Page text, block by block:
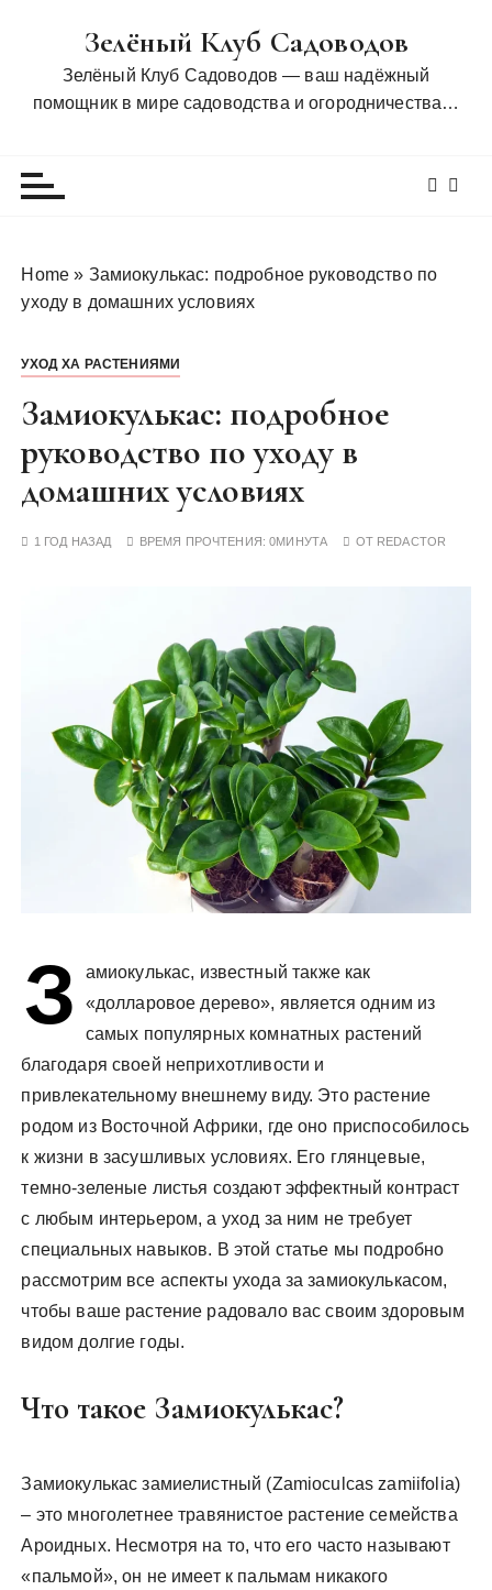
Зелёный Клуб Садоводов
Зелёный Клуб Садоводов — ваш надёжный
помощник в мире садоводства и огородничества…
Home » Замиокулькас: подробное руководство по
уходу в домашних условиях
УХОД ХА РАСТЕНИЯМИ
Замиокулькас: подробное
руководство по уходу в
домашних условиях
1 ГОД НАЗАД ВРЕМЯ ПРОЧТЕНИЯ:0МИНУТА ОТ REDACTOR
З
амиокулькас, известный также как
«долларовое дерево», является одним из
самых популярных комнатных растений
благодаря своей неприхотливости и
привлекательному внешнему виду. Это растение
родом из Восточной Африки, где оно приспособилось
к жизни в засушливых условиях. Его глянцевые,
темно-зеленые листья создают эффектный контраст
с любым интерьером, а уход за ним не требует
специальных навыков. В этой статье мы подробно
рассмотрим все аспекты ухода за замиокулькасом,
чтобы ваше растение радовало вас своим здоровым
видом долгие годы.
Что такое Замиокулькас?
Замиокулькас замиелистный (Zamioculcas zamiifolia)
– это многолетнее травянистое растение семейства
Ароидных. Несмотря на то, что его часто называют
«пальмой», он не имеет к пальмам никакого